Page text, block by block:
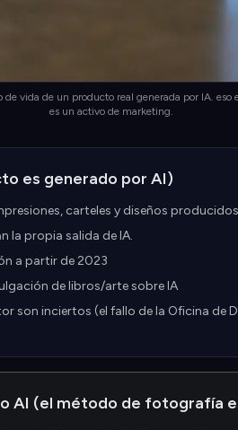
de vida de un producto real generada por IA. eso
es un activo de marketing.
es generado por AI)
carteles y diseños
la propia salida de IA.
a partir de 2023
de libros/arte sobre IA
son inciertos (el fallo de la Oficina de
AI (el método de fotografía